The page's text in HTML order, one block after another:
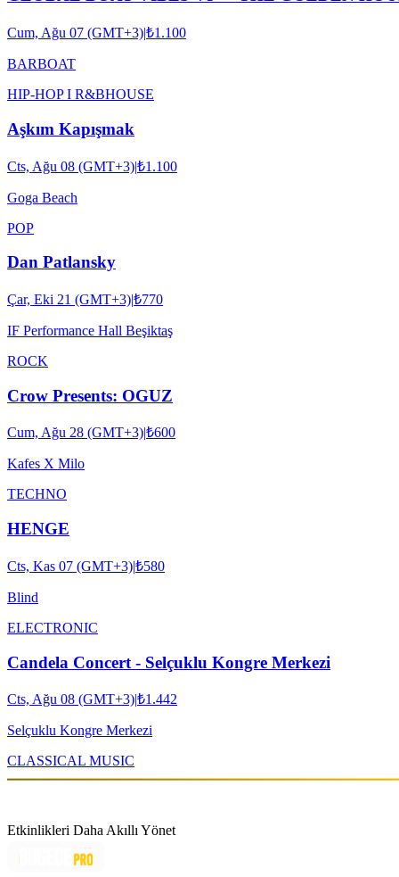
Cum, Ağu 07 (GMT+3)|₺1.100
BARBOAT
HIP-HOP I R&BHOUSE
Aşkım Kapışmak
Cts, Ağu 08 (GMT+3)|₺1.100
Goga Beach
POP
Dan Patlansky
Çar, Eki 21 (GMT+3)|₺770
IF Performance Hall Beşiktaş
ROCK
Crow Presents: OGUZ
Cum, Ağu 28 (GMT+3)|₺600
Kafes X Milo
TECHNO
HENGE
Cts, Kas 07 (GMT+3)|₺580
Blind
ELECTRONIC
Candela Concert - Selçuklu Kongre Merkezi
Cts, Ağu 08 (GMT+3)|₺1.442
Selçuklu Kongre Merkezi
CLASSICAL MUSIC
Etkinlikleri Daha Akıllı Yönet